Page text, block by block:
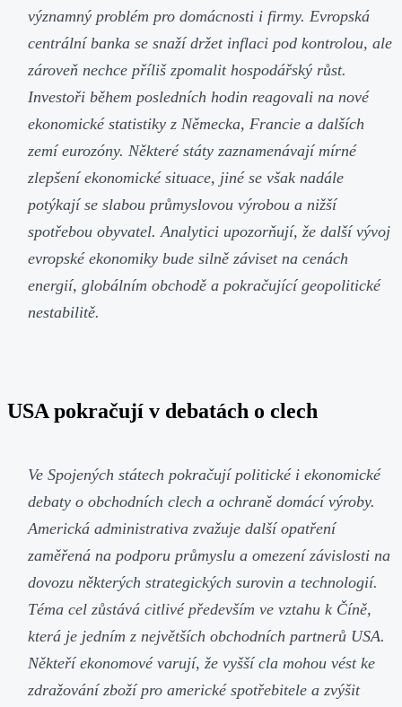
významný problém pro domácnosti i firmy. Evropská
centrální banka se snaží držet inflaci pod kontrolou, ale
zároveň nechce příliš zpomalit hospodářský růst.
Investoři během posledních hodin reagovali na nové
ekonomické statistiky z Německa, Francie a dalších
zemí eurozóny. Některé státy zaznamenávají mírné
zlepšení ekonomické situace, jiné se však nadále
potýkají se slabou průmyslovou výrobou a nižší
spotřebou obyvatel. Analytici upozorňují, že další vývoj
evropské ekonomiky bude silně záviset na cenách
energií, globálním obchodě a pokračující geopolitické
nestabilitě.
USA pokračují v debatách o clech
Ve Spojených státech pokračují politické i ekonomické
debaty o obchodních clech a ochraně domácí výroby.
Americká administrativa zvažuje další opatření
zaměřená na podporu průmyslu a omezení závislosti na
dovozu některých strategických surovin a technologií.
Téma cel zůstává citlivé především ve vztahu k Číně,
která je jedním z největších obchodních partnerů USA.
Někteří ekonomové varují, že vyšší cla mohou vést ke
zdražování zboží pro americké spotřebitele a zvýšit